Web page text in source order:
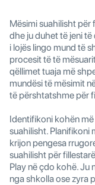
Mësimi suahilisht
dhe ju duhet të jeni
i lojës lingo mund të
procesit të të
qëllimet tuaja më
mundësi të mësimit
të përshtatshme për
Identifikoni kohën
suahilisht. Planifikoni
krijon pengesa
suahilisht për
Play në çdo kohë. Ju
nga shkolla ose zyra